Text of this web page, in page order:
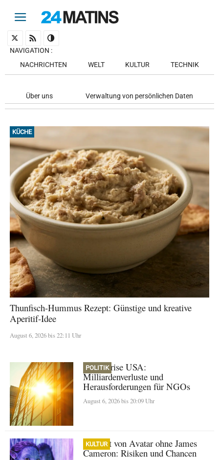
NAVIGATION :
NACHRICHTEN
WELT KULTUR TECHNIK
Über uns Verwaltung von persönlichen Daten
KÜCHE
Thunfisch-Hummus Rezept: Günstige und kreative
Aperitif-Idee
August 6, 2026 bis 22:11 Uhr
POLITIK
Klimakrise USA:
Milliardenverluste und
Herausforderungen für NGOs
August 6, 2026 bis 20:09 Uhr
KULTUR
Zukunft von Avatar ohne James
Cameron: Risiken und Chancen